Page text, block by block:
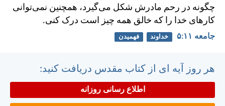
چگونه در رحم مادرش شكل می‌گيرد، همچنين نمی‌توانی
كارهای خدا را كه خالق همه چيز است درک كنی.
جامعه ۱۱:‏۵ خداوند فهمیدن
هر روز آیه ای از کتاب مقدس دریافت کنید:
اطلاع رسانی روزانه